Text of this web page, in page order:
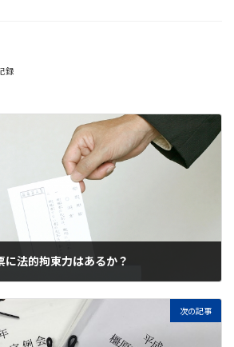
録
に法的拘束力はあるか？
次の記事